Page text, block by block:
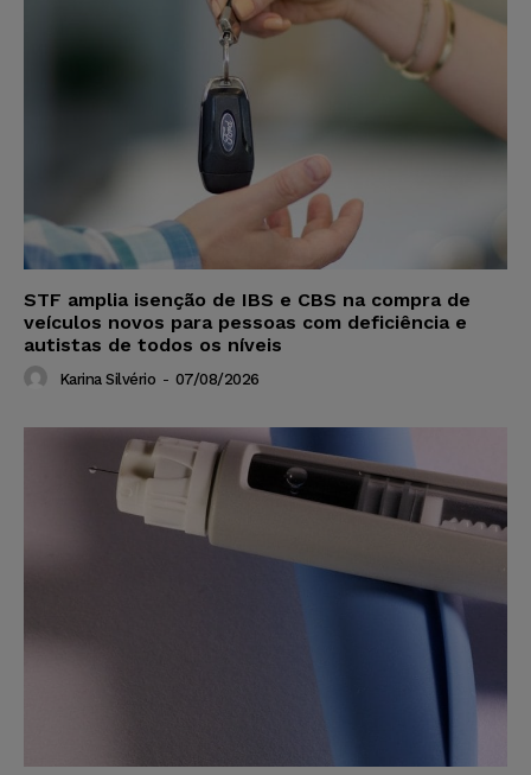
STF amplia isenção de IBS e CBS na compra de
veículos novos para pessoas com deficiência e
autistas de todos os níveis
Karina Silvério - 07/08/2026